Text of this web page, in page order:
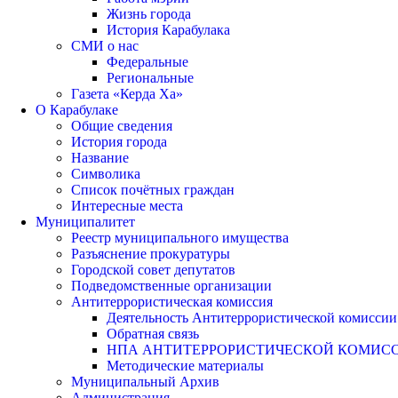
Жизнь города
История Карабулака
СМИ о нас
Федеральные
Региональные
Газета «Керда Ха»
О Карабулаке
Общие сведения
История города
Название
Символика
Список почётных граждан
Интересные места
Муниципалитет
Реестр муниципального имущества
Разъяснение прокуратуры
Городской совет депутатов
Подведомственные организации
Антитеррористическая комиссия
Деятельность Антитеррористической комиссии
Обратная связь
НПА АНТИТЕРРОРИСТИЧЕСКОЙ
Методические материалы
Муниципальный Архив